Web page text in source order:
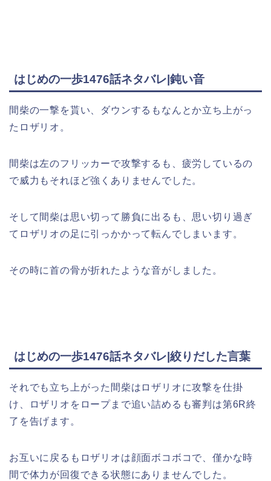
はじめの一歩1476話ネタバレ|鈍い音
間柴の一撃を貰い、ダウンするもなんとか立ち上がっ
たロザリオ。
間柴は左のフリッカーで攻撃するも、疲労しているの
で威力もそれほど強くありませんでした。
そして間柴は思い切って勝負に出るも、思い切り過ぎ
てロザリオの足に引っかかって転んでしまいます。
その時に首の骨が折れたような音がしました。
はじめの一歩1476話ネタバレ|絞りだした言葉
それでも立ち上がった間柴はロザリオに攻撃を仕掛
け、ロザリオをロープまで追い詰めるも審判は第6R終
了を告げます。
お互いに戻るもロザリオは顔面ボコボコで、僅かな時
間で体力が回復できる状態にありませんでした。